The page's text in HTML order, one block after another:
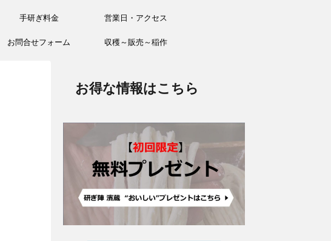
手研ぎ料金 営業日・アクセス
お問合せフォーム 収穫～販売～稲作
お得な情報はこちら